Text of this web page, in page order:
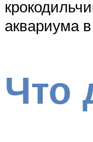
аквариума
Что